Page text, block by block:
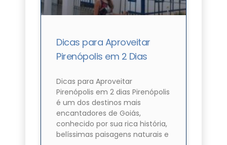
Dicas para Aproveitar
Pirenópolis em 2 Dias
Dicas para Aproveitar
Pirenópolis em 2 dias Pirenópolis
é um dos destinos mais
encantadores de Goiás,
conhecido por sua rica história,
belíssimas paisagens naturais e